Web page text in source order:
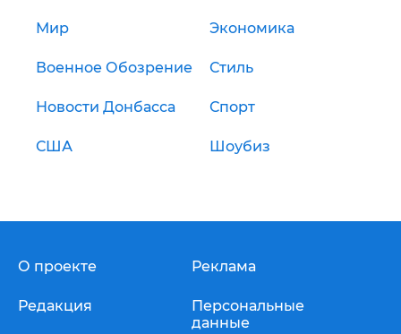
Мир Экономика
Военное Обозрение Стиль
Новости Донбасса Спорт
США Шоубиз
О проекте
Редакция
Реклама
Персональные
данные